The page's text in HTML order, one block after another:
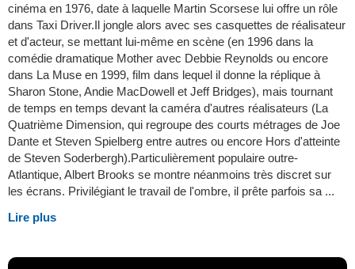
cinéma en 1976, date à laquelle Martin Scorsese lui offre un rôle
dans Taxi Driver.Il jongle alors avec ses casquettes de réalisateur
et d'acteur, se mettant lui-même en scène (en 1996 dans la
comédie dramatique Mother avec Debbie Reynolds ou encore
dans La Muse en 1999, film dans lequel il donne la réplique à
Sharon Stone, Andie MacDowell et Jeff Bridges), mais tournant
de temps en temps devant la caméra d'autres réalisateurs (La
Quatrième Dimension, qui regroupe des courts métrages de Joe
Dante et Steven Spielberg entre autres ou encore Hors d'atteinte
de Steven Soderbergh).Particulièrement populaire outre-
Atlantique, Albert Brooks se montre néanmoins très discret sur
les écrans. Privilégiant le travail de l'ombre, il prête parfois sa ...
Lire plus